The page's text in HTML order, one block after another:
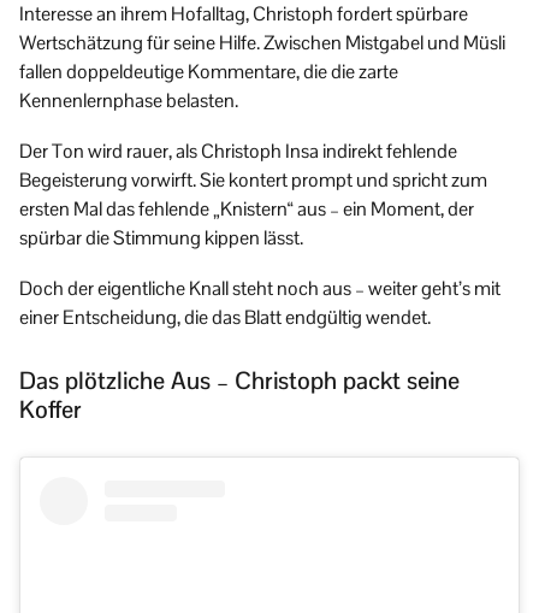
Interesse an ihrem Hofalltag, Christoph fordert spürbare
Wertschätzung für seine Hilfe. Zwischen Mistgabel und Müsli
fallen doppeldeutige Kommentare, die die zarte
Kennenlernphase belasten.
Der Ton wird rauer, als Christoph Insa indirekt fehlende
Begeisterung vorwirft. Sie kontert prompt und spricht zum
ersten Mal das fehlende „Knistern“ aus – ein Moment, der
spürbar die Stimmung kippen lässt.
Doch der eigentliche Knall steht noch aus – weiter geht’s mit
einer Entscheidung, die das Blatt endgültig wendet.
Das plötzliche Aus – Christoph packt seine
Koffer